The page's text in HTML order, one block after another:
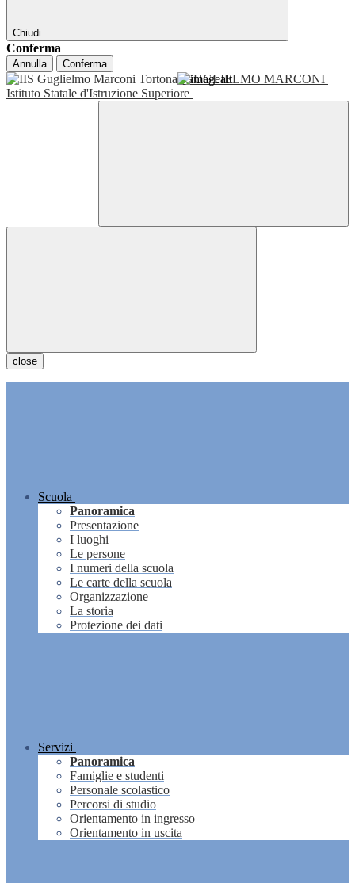
Chiudi
Conferma
Annulla Conferma
GUGLIELMO MARCONI
Istituto Statale d'Istruzione Superiore
close
Scuola
Panoramica
Presentazione
I luoghi
Le persone
I numeri della scuola
Le carte della scuola
Organizzazione
La storia
Protezione dei dati
Servizi
Panoramica
Famiglie e studenti
Personale scolastico
Percorsi di studio
Orientamento in ingresso
Orientamento in uscita